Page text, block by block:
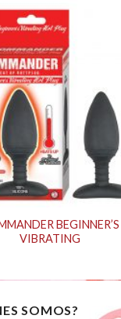
BEGINNER’S
VIBRATING
SOMOS?